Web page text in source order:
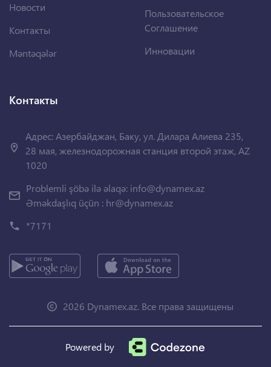
Новости
Контакты
Məntəqələr
Пользовательское
Соглашение
Инновации
Контакты
Адрес: Азербайджан, Баку, ул. Дилара Алиева 235,
28 мая, железнодорожная станция второй этаж, AZ
1020
Problemli şöbə ilə əlaqə: info@dynamex.az
Əməkdaşlıq üçün : hr@dynamex.az
*7171
2026 Dynamex.az. Все права защищены
Powered by